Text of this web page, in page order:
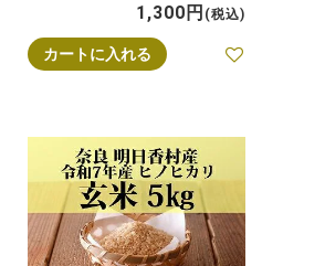
1,300 税込
カートに入れる